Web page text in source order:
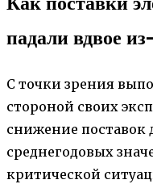
Как поставки
падали вдвое
С точки зрения
стороной своих
снижение поставок
среднегодовых
критической